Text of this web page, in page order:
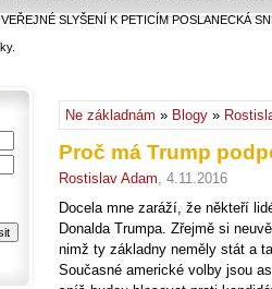
VEŘEJNÉ SLYŠENÍ K PETICÍM POSLANECKÁ
Ne základnám » Blogy »
Proč má Trump
Rostislav Adam, 4.11.2016
Docela mne zaráží, že někteří
Donalda Trumpa. Zřejmě si
nimž ty základny neměly stát a
Současné americké volby jsou